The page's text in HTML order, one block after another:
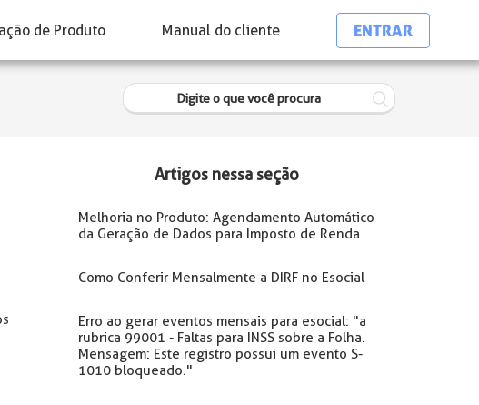
de Produto Manual do cliente ENTRAR
Artigos nessa seção
Melhoria no Produto: Agendamento Automático
da Geração de Dados para Imposto de Renda
Como Conferir Mensalmente a DIRF no Esocial
Erro ao gerar eventos mensais para esocial: "a
rubrica 99001 - Faltas para INSS sobre a Folha.
Mensagem: Este registro possui um evento S-
1010 bloqueado."